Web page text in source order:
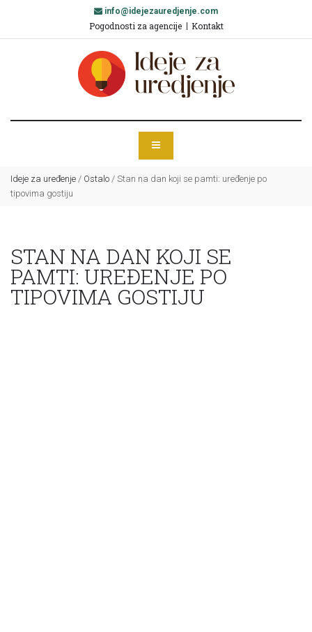
info@idejezauredjenje.com
Pogodnosti za agencije Kontakt
Ideje za uređenje / Ostalo / Stan na dan koji se pamti: uređenje po
tipovima gostiju
STAN NA DAN KOJI SE
PAMTI: UREĐENJE PO
TIPOVIMA GOSTIJU